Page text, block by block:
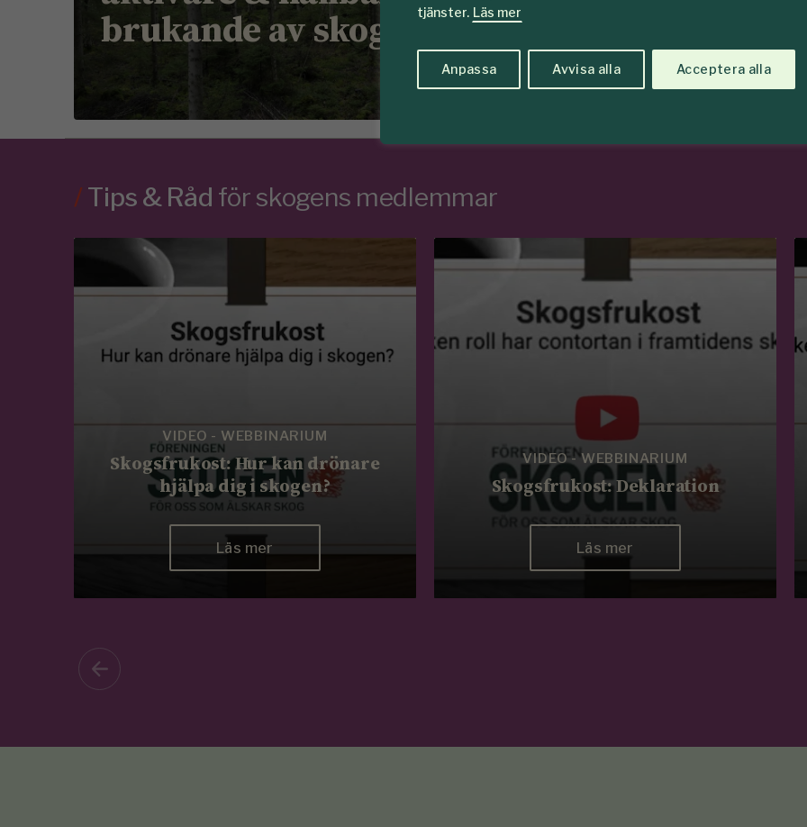
tjänster. Läs mer
Anpassa Avvisa alla Acceptera alla
brukande av skogen
/ Tips & Råd för skogens medlemmar
VIDEO - WEBBINARIUM
Skogsfrukost: Hur kan drönare
hjälpa dig i skogen?
Läs mer
VIDEO - WEBBINARIUM
Skogsfrukost: Deklaration
Läs mer